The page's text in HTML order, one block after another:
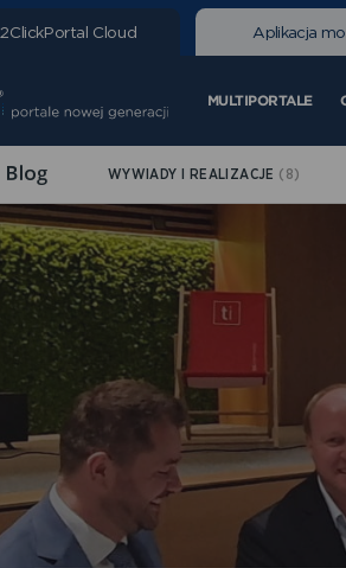
2ClickPortal Cloud Aplikacja
MULTIPORTALE
WYWIADY I REALIZACJE (8)